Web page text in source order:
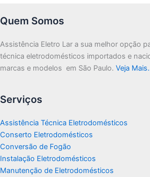
Quem Somos
Assistência Eletro Lar a sua melhor opção
técnica eletrodomésticos importados e
marcas e modelos em São Paulo. Veja
Serviços
Assistência Técnica Eletrodomésticos
Conserto Eletrodomésticos
Conversão de Fogão
Instalação Eletrodomésticos
Manutenção de Eletrodomésticos